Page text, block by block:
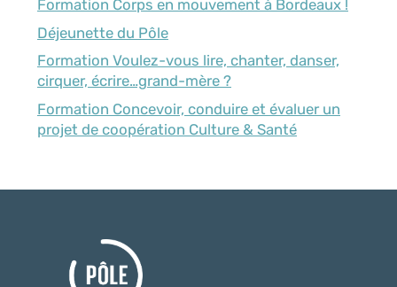
Formation Corps en mouvement à Bordeaux !
Déjeunette du Pôle
Formation Voulez-vous lire, chanter, danser,
cirquer, écrire…grand-mère ?
Formation Concevoir, conduire et évaluer un
projet de coopération Culture & Santé